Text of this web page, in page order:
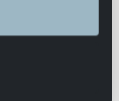
(Value